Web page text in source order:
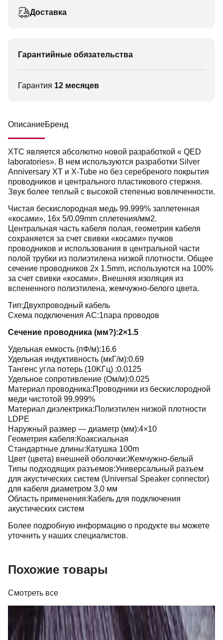
Доставка
Гарантийные обязательства
Гарантия 12 месяцев
ОписаниеБренд
XTC является абсолютно новой разработкой « QED
laboratories». В нем используются разработки Silver
Anniversary XT и X-Tube но без серебреного покрытия
проводников и центрального пластикового стержня.
Звук более теплый с высокой степенью вовлеченности.
Чистая бескислородная медь 99.999% заплетенная
«косами», 16x 5/0.09mm сплетения/мм2.
Центральная часть кабеля полая, геометрия кабеля
сохраняется за счет свивки «косами» пучков
проводников и использования в центральной части
полой трубки из полиэтилена низкой плотности. Общее
сечение проводников 2х 1.5mm, используются на 100%
за счет свивки «косами». Внешняя изоляция из
вспененного полиэтилена, жемчужно-белого цвета.
Тип:Двухпроводный кабель
Схема подключения АС:1пара проводов
Сечение проводника (мм?):2×1.5
Удельная емкость (пФ/м):16.6
Удельная индуктивность (мкГ/м):0.69
Тангенс угла потерь (10KГц) :0.0125
Удельное сопротивление (Ом/м):0.025
Материал проводника:Проводники из бескислородной
меди чистотой 99,999%
Материал диэлектрика:Полиэтилен низкой плотности
LDPE
Наружный размер — диаметр (мм):4×10
Геометрия кабеля:Коаксиальная
Стандартные длины:Катушка 100m
Цвет (цвета) внешней оболочки:Жемчужно-белый
Типы подходящих разъемов:Универсальный разъем
для акустических систем (Universal Speaker connector)
для кабеля диаметром 3,0 мм
Область применения:Кабель для подключения
акустических систем
Более подробную информацию о продукте вы можете
уточнить у наших специалистов.
Похожие товары
Смотреть все
Кабель Real Cable FL 250 T